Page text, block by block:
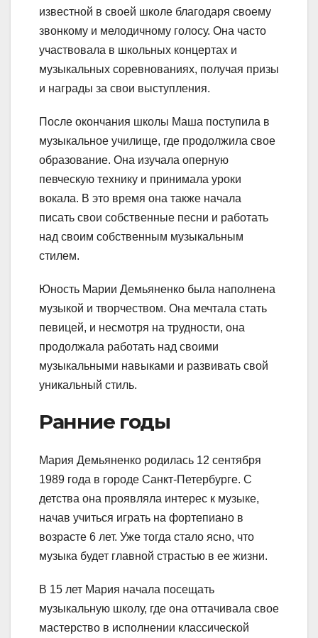
известной в своей школе благодаря своему
звонкому и мелодичному голосу. Она часто
участвовала в школьных концертах и
музыкальных соревнованиях, получая призы
и награды за свои выступления.
После окончания школы Маша поступила в
музыкальное училище, где продолжила свое
образование. Она изучала оперную
певческую технику и принимала уроки
вокала. В это время она также начала
писать свои собственные песни и работать
над своим собственным музыкальным
стилем.
Юность Марии Демьяненко была наполнена
музыкой и творчеством. Она мечтала стать
певицей, и несмотря на трудности, она
продолжала работать над своими
музыкальными навыками и развивать свой
уникальный стиль.
Ранние годы
Мария Демьяненко родилась 12 сентября
1989 года в городе Санкт-Петербурге. С
детства она проявляла интерес к музыке,
начав учиться играть на фортепиано в
возрасте 6 лет. Уже тогда стало ясно, что
музыка будет главной страстью в ее жизни.
В 15 лет Мария начала посещать
музыкальную школу, где она оттачивала свое
мастерство в исполнении классической